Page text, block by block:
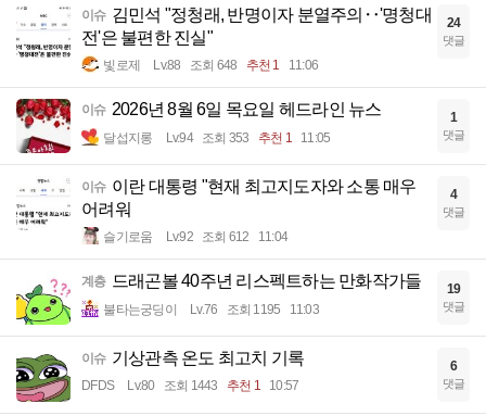
이슈 김민석 "정청래, 반명이자 분열주의‥'명청대
전'은 불편한 진실"
빛로제 Lv.88 조회 648 추천 1 11:06
24
댓글
이슈 2026년 8월 6일 목요일 헤드라인 뉴스
달섭지롱 Lv.94 조회 353 추천 1 11:05
1
댓글
이슈 이란 대통령 "현재 최고지도자와 소통 매우
어려워
슬기로움 Lv.92 조회 612 11:04
4
댓글
계층 드래곤볼 40주년 리스펙트하는 만화작가들
불타는궁딩이 Lv.76 조회 1195 11:03
19
댓글
이슈 기상관측 온도 최고치 기록
DFDS Lv.80 조회 1443 추천 1 10:57
6
댓글